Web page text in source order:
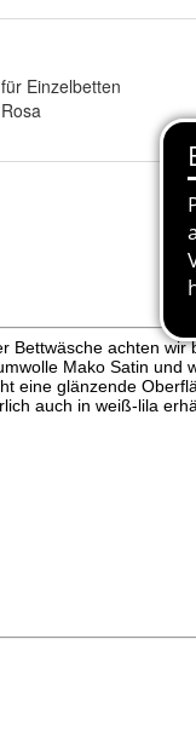
für Einzelbetten
Rosa